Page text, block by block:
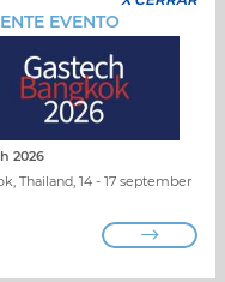
más detalles sobre la desactivación de
0308900423
- Inscripción REA
desembolsado
OMAL
EVENTO
2026
Thailand, 14 - 17 september